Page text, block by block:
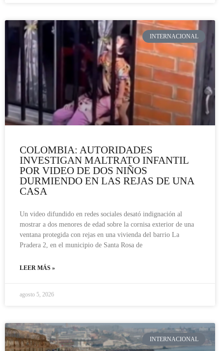
INTERNACIONAL
COLOMBIA: AUTORIDADES
INVESTIGAN MALTRATO INFANTIL
POR VIDEO DE DOS NIÑOS
DURMIENDO EN LAS REJAS DE UNA
CASA
Un video difundido en redes sociales desató indignación al
mostrar a dos menores de edad sobre la cornisa exterior de una
ventana protegida con rejas en una vivienda del barrio La
Pradera 2, en el municipio de Santa Rosa de
LEER MÁS »
agosto 5, 2026
INTERNACIONAL